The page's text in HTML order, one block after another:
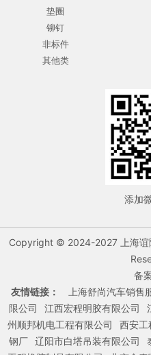
垫圈
铆钉
非标件
其他类
添加
Copyright © 2024-2027 上海谊
备
友情链接：
上海舒尚汽车销售
限公司
江西宏程明胶有限公司
州顺邦机电工程有限公司
西安工
钢厂 辽阳市白塔吊装有限公司